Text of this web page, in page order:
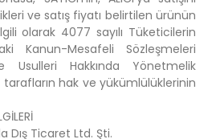
ve satış fiyatı belirtilen ürünün
olarak 4077 sayılı Tüketicilerin
Kanun-Mesafeli Sözleşmeleri
Usulleri Hakkında Yönetmelik
hak ve yükümlülüklerinin
Dış Ticaret Ltd. Şti.